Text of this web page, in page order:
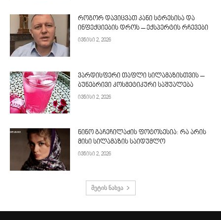
როგორ დავიცვათ კანი სტრესისა და
ინფექციების დროს – ექსპერტის რჩევები
ივნისი 2, 2026
ვარდისფერი თაფლი სილამაზისთვის –
ბუნებრივი კოსმეტიკური საშუალება
ივნისი 2, 2026
ნინო გაჩეჩილაძის ფოტოსესია: რა არის
მისი სილამაზის საიდუმლო
ივნისი 2, 2026
მეტის ნახვა